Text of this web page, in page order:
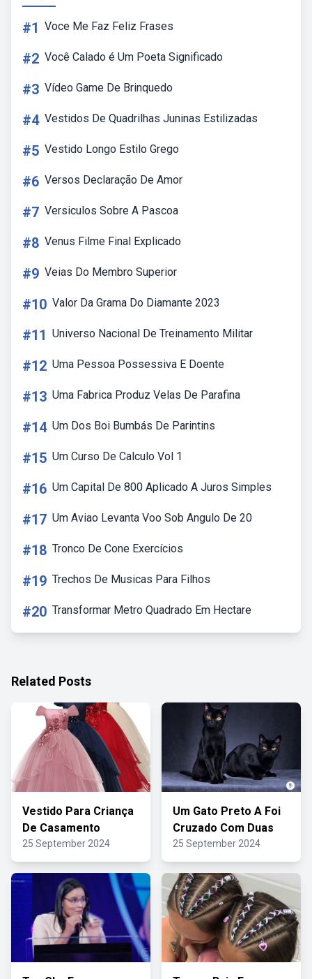
#1 Voce Me Faz Feliz Frases
#2 Você Calado é Um Poeta Significado
#3 Vídeo Game De Brinquedo
#4 Vestidos De Quadrilhas Juninas Estilizadas
#5 Vestido Longo Estilo Grego
#6 Versos Declaração De Amor
#7 Versiculos Sobre A Pascoa
#8 Venus Filme Final Explicado
#9 Veias Do Membro Superior
#10 Valor Da Grama Do Diamante 2023
#11 Universo Nacional De Treinamento Militar
#12 Uma Pessoa Possessiva E Doente
#13 Uma Fabrica Produz Velas De Parafina
#14 Um Dos Boi Bumbás De Parintins
#15 Um Curso De Calculo Vol 1
#16 Um Capital De 800 Aplicado A Juros Simples
#17 Um Aviao Levanta Voo Sob Angulo De 20
#18 Tronco De Cone Exercícios
#19 Trechos De Musicas Para Filhos
#20 Transformar Metro Quadrado Em Hectare
Related Posts
Vestido Para Criança
De Casamento
25 September 2024
Um Gato Preto A Foi
Cruzado Com Duas
25 September 2024